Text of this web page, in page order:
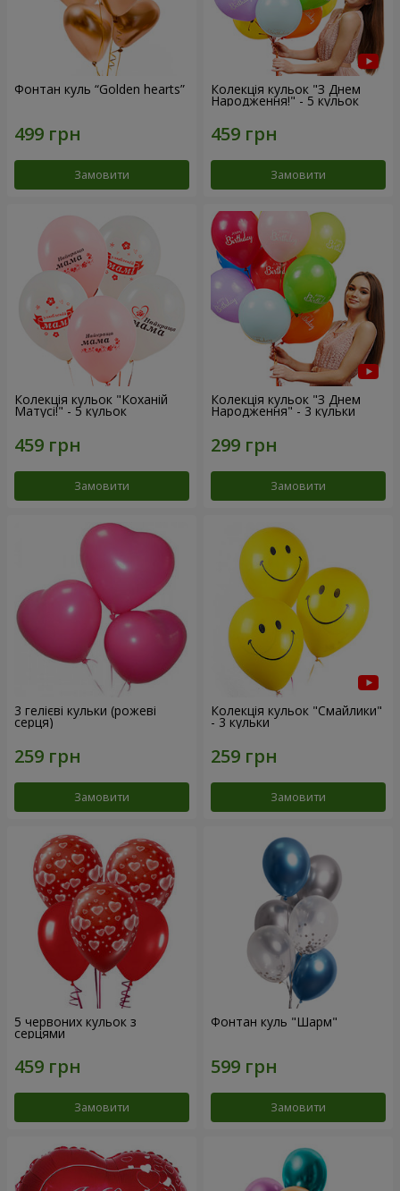
Фонтан куль “Golden hearts”
Замовити
Колекція кульок "З Днем
Народження!" - 5 кульок
Замовити
Колекція кульок "Коханій
Матусі!" - 5 кульок
Замовити
Колекція кульок "З Днем
Народження" - 3 кульки
Замовити
3 гелієві кульки (рожеві
серця)
Замовити
Колекція кульок "Смайлики"
- 3 кульки
Замовити
5 червоних кульок з
серцями
Замовити
Фонтан куль "Шарм"
Замовити